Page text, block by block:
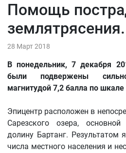
Помощь
28 Март 2018
В понедельник, 7 декабря
были подвержены
магнитудой 7,2 балла по шкале
Эпицентр расположен в
Сарезского озера,
долину Бартанг. Результатом
числа местного населения и